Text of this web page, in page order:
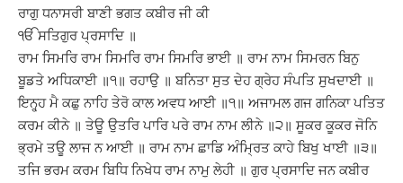
ਰਾਗੁ ਧਨਾਸਰੀ ਬਾਣੀ ਭਗਤ ਕਬੀਰ ਜੀ ਕੀ
ੴ ਸਤਿਗੁਰ ਪ੍ਰਸਾਦਿ ॥
ਰਾਮ ਸਿਮਰਿ ਰਾਮ ਸਿਮਰਿ ਰਾਮ ਸਿਮਰਿ ਭਾਈ ॥ ਰਾਮ ਨਾਮ ਸਿਮਰਨ ਬਿਨੁ
ਬੂਡਤੇ ਅਧਿਕਾਈ ॥੧॥ ਰਹਾਉ ॥ ਬਨਿਤਾ ਸੁਤ ਦੇਹ ਗ੍ਰੇਹ ਸੰਪਤਿ ਸੁਖਦਾਈ ॥
ਇਨ੍ਹ੍ਹ ਮੈ ਕਛੁ ਨਾਹਿ ਤੇਰੋ ਕਾਲ ਅਵਧ ਆਈ ॥੧॥ ਅਜਾਮਲ ਗਜ ਗਨਿਕਾ ਪਤਿਤ
ਕਰਮ ਕੀਨੇ ॥ ਤੇਊ ਉਤਰਿ ਪਾਰਿ ਪਰੇ ਰਾਮ ਨਾਮ ਲੀਨੇ ॥੨॥ ਸੂਕਰ ਕੂਕਰ ਜੋਨਿ
ਭ੍ਰਮੇ ਤਊ ਲਾਜ ਨ ਆਈ ॥ ਰਾਮ ਨਾਮ ਛਾਡਿ ਅੰਮ੍ਰਿਤ ਕਾਹੇ ਬਿਖੁ ਖਾਈ ॥੩॥
ਤਜਿ ਭਰਮ ਕਰਮ ਬਿਧਿ ਨਿਖੇਧ ਰਾਮ ਨਾਮੁ ਲੇਹੀ ॥ ਗੁਰ ਪ੍ਰਸਾਦਿ ਜਨ ਕਬੀਰ